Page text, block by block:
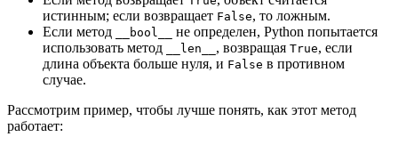
истинным; если возвращает False, то ложным.
Если метод
__bool__
не определен, Python попытается
использовать метод
__len__ , возвращая True, если
длина объекта больше нуля, и False в противном
случае.
Рассмотрим пример, чтобы лучше понять, как этот метод
работает: